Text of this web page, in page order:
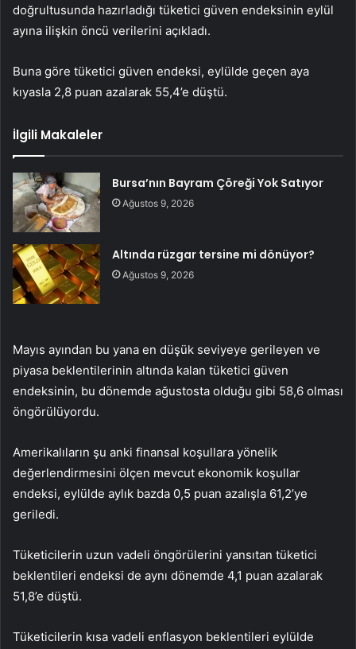
doğrultusunda hazırladığı tüketici güven endeksinin eylül
ayına ilişkin öncü verilerini açıkladı.
Buna göre tüketici güven endeksi, eylülde geçen aya
kıyasla 2,8 puan azalarak 55,4’e düştü.
İlgili Makaleler
Bursa’nın Bayram Çöreği Yok Satıyor
Ağustos 9, 2026
Altında rüzgar tersine mi dönüyor?
Ağustos 9, 2026
Mayıs ayından bu yana en düşük seviyeye gerileyen ve
piyasa beklentilerinin altında kalan tüketici güven
endeksinin, bu dönemde ağustosta olduğu gibi 58,6 olması
öngörülüyordu.
Amerikalıların şu anki finansal koşullara yönelik
değerlendirmesini ölçen mevcut ekonomik koşullar
endeksi, eylülde aylık bazda 0,5 puan azalışla 61,2’ye
geriledi.
Tüketicilerin uzun vadeli öngörülerini yansıtan tüketici
beklentileri endeksi de aynı dönemde 4,1 puan azalarak
51,8’e düştü.
Tüketicilerin kısa vadeli enflasyon beklentileri eylülde